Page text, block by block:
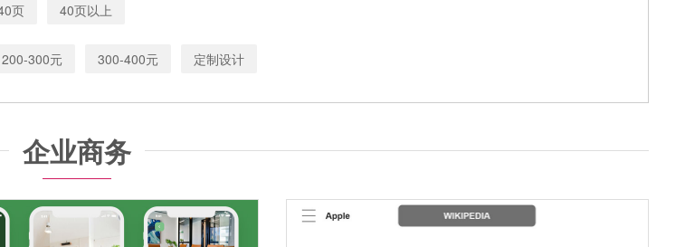
页 40页以上
200-300元 300-400元 定制设计
企业商务